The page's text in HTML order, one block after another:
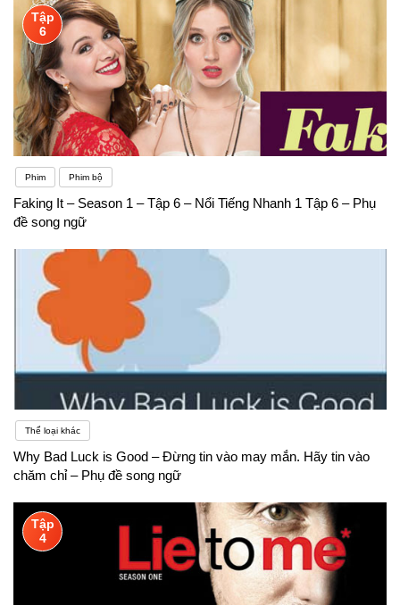
Tập
6
Phim Phim bộ
Faking It – Season 1 – Tập 6 – Nổi Tiếng Nhanh 1 Tập 6 – Phụ
đề song ngữ
Thể loại khác
Why Bad Luck is Good – Đừng tin vào may mắn. Hãy tin vào
chăm chỉ – Phụ đề song ngữ
Tập
4